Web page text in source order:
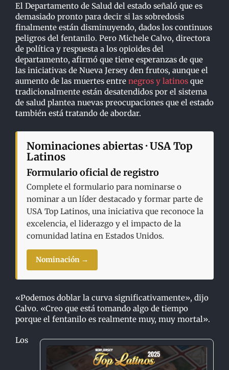
El Departamento de Salud del estado señaló que es
demasiado pronto para decir si las sobredosis
finalmente están disminuyendo, dados los continuos
peligros del fentanilo. Pero Michele Calvo, directora
de política y respuesta a los opioides del
departamento, afirmó que tiene esperanzas de que
las iniciativas de Nueva Jersey den frutos, aunque el
aumento de las muertes entre negros y latinosque
tradicionalmente están desatendidos por el sistema
de salud plantea nuevas preocupaciones que el estado
también está tratando de abordar.
Nominaciones abiertas · USA Top
Latinos
Formulario oficial de registro
Complete el formulario para nominarse o
nominar a un líder destacado y formar parte de
USA Top Latinos, una iniciativa que reconoce la
excelencia, el liderazgo y el impacto de la
comunidad latina en Estados Unidos.
Nominación →
«Podemos doblar la curva significativamente», dijo
Calvo. «Creo que está tomando algo de tiempo
porque el fentanilo es realmente muy, muy mortal».
Los